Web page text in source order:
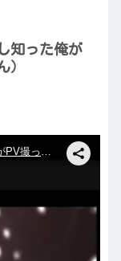
知った俺が
）